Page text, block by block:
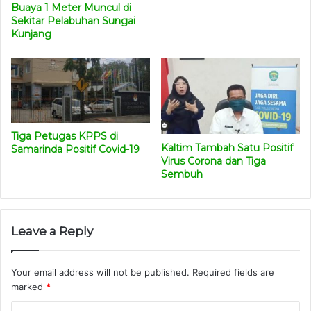
B. Kutai Kartanegara 1 Kasus
1.KKR 60 (laki-laki 43 tahun) merupakan kasus OTG
kontak erat KKR 51. Kasus dirawat di RS Pertamina
Balikpapan sejak terkonfirmasi Covid-19 pada hari ini.
C. Kutai Timur 1 Kasus
(laki-laki 25 tahun) merupakan kasus OTG yang
Pertamina Balikpapan sejak terkonfirmasi Covid-19 pada
hari ini.
1.PSR 16(laki-laki 34 tahun) merupakan kasus OTG
Buaya 1 Meter Muncul di
Sekitar Pelabuhan Sungai
Kunjang
Tiga Petugas KPPS di
Samarinda Positif Covid-19
Kaltim Tambah Satu Positif
Virus Corona dan Tiga
Sembuh
Leave a Reply
Your email address will not be published. Required fields are
marked *